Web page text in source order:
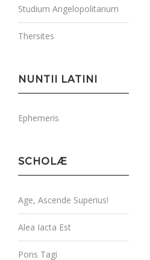
Studium Angelopolitanum
Thersites
NUNTII LATINI
Ephemeris
SCHOLÆ
Age, Ascende Superius!
Alea Iacta Est
Pons Tagi